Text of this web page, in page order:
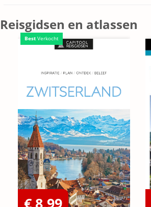
Reisgidsen en atlassen
Best Verkocht